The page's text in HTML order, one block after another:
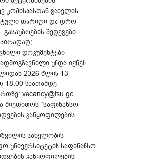
კომისიასთან გაივლის
თარიღი და დრო
შედეგები
პირადად;
დოკუმენტები
უნდა იქნეს
2026 წლის 13
საათამდე
vacancy@tsu.ge.
მიეთითოს “საფინანსო
განყოფილების
სახელობის
უნივერსიტეტის საფინანსო
განყოფილების